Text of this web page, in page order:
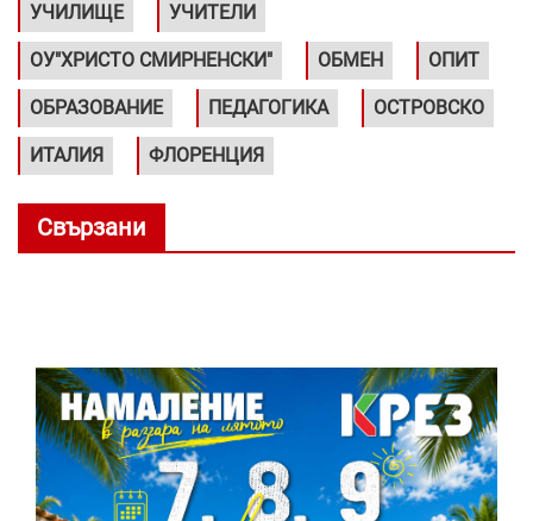
УЧИЛИЩЕ УЧИТЕЛИ
ОУ"ХРИСТО СМИРНЕНСКИ" ОБМЕН ОПИТ
ОБРАЗОВАНИЕ ПЕДАГОГИКА ОСТРОВСКО
ИТАЛИЯ ФЛОРЕНЦИЯ
Свързани